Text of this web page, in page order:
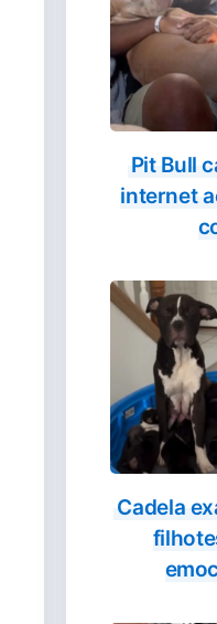
Pit Bull
internet
Cadela